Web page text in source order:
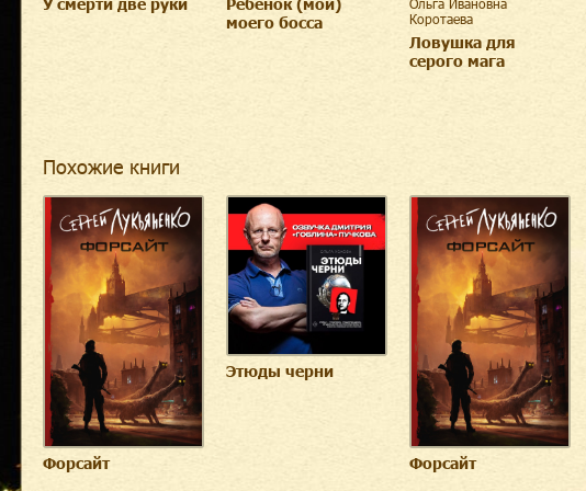
У смерти две руки
Ребенок (мой)
моего босса
Ольга Ивановна
Коротаева
Ловушка для
серого мага
Похожие книги
Форсайт
Этюды черни
Форсайт